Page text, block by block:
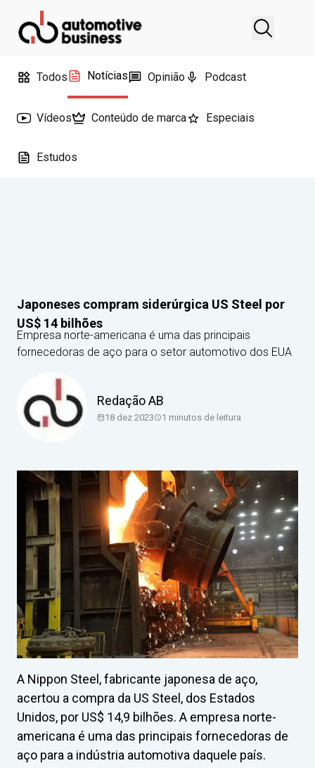
Todos Notícias Opinião Podcast
Vídeos Conteúdo de marca Especiais
Estudos
Japoneses compram siderúrgica US Steel por
US$ 14 bilhões
Empresa norte-americana é uma das principais
fornecedoras de aço para o setor automotivo dos EUA
Redação AB
18 dez 2023 1 minutos de leitura
A Nippon Steel, fabricante japonesa de aço,
acertou a compra da US Steel, dos Estados
Unidos, por US$ 14,9 bilhões. A empresa norte-
americana é uma das principais fornecedoras de
aço para a indústria automotiva daquele país.